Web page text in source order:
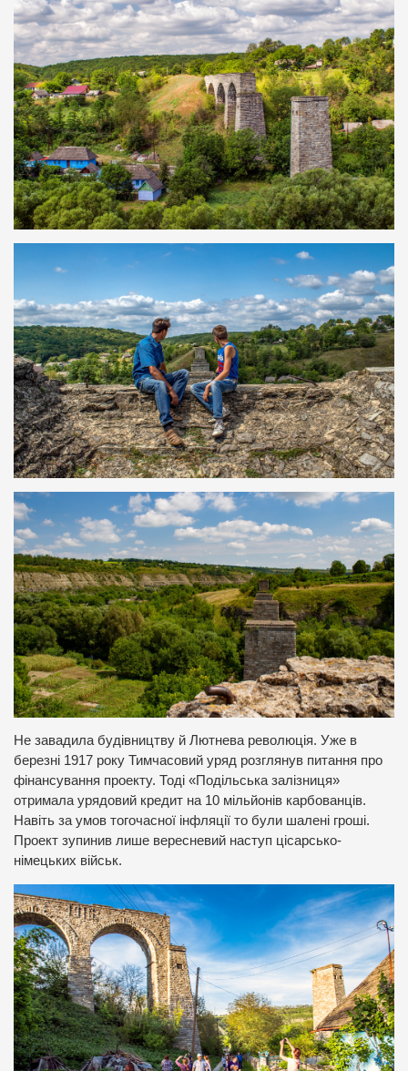
Не завадила будівництву й Лютнева революція. Уже в
березні 1917 року Тимчасовий уряд розглянув питання про
фінансування проекту. Тоді «Подільська залізниця»
отримала урядовий кредит на 10 мільйонів карбованців.
Навіть за умов тогочасної інфляції то були шалені гроші.
Проект зупинив лише вересневий наступ цісарсько-
німецьких військ.